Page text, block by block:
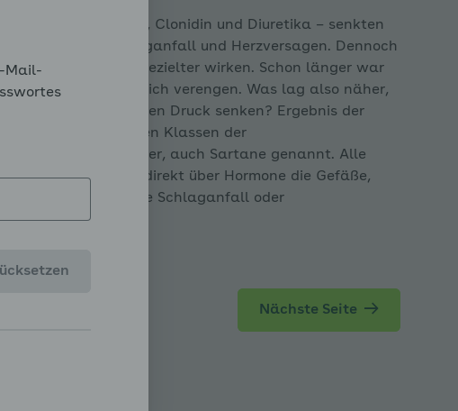
Mail-
– also Betablocker, Clonidin und Diuretika – senkten
Gefahr für Schlaganfall und Herzversagen. Dennoch
die noch gezielter wirken. Schon länger war
dass die Gefäße sich verengen. Was lag also näher,
erweitern und so den Druck senken? Ergebnis der
Wirkstoffe aus den Klassen der
Angiotensin-Blocker, auch Sartane genannt. Alle
oder indirekt über Hormone die Gefäße,
Folgeschäden wie Schlaganfall oder
Nächste Seite
und Verfahren ausklappen